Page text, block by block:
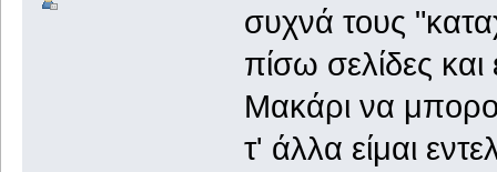
συχνά τους
πίσω σελίδες
Μακάρι να
τ' άλλα είμαι